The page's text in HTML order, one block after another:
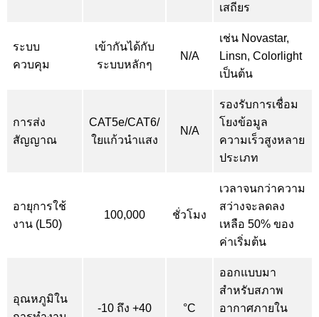
เสถียร
ระบบ
ควบคุม
เข้ากันได้กับ
ระบบหลักๆ
N/A
เช่น Novastar,
Linsn, Colorlight
เป็นต้น
การส่ง
สัญญาณ
CAT5e/CAT6/
ใยแก้วนำแสง
N/A
รองรับการเชื่อม
โยงข้อมูล
ความเร็วสูงหลาย
ประเภท
อายุการใช้
งาน (L50)
100,000 ชั่วโมง
เวลาจนกว่าความ
สว่างจะลดลง
เหลือ 50% ของ
ค่าเริ่มต้น
อุณหภูมิใน
-10 ถึง +40 °C
ออกแบบมา
สำหรับสภาพ
อากาศภายใน